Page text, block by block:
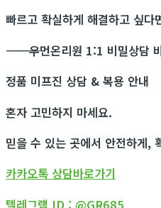
빠르고 확실하게 해결하고 싶
―――――――――――우먼온리원 1:1 비밀상담
정품 미프진 상담 & 복용 안내
혼자 고민하지 마세요.
믿을 수 있는 곳에서 안전하게,
카카오톡 상담바로가기
텔레그램 ID : @GR685